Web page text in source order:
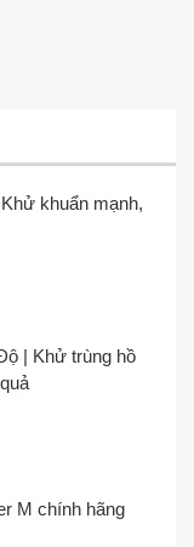
khuẩn mạnh,
| Khử trùng hồ
M chính hãng